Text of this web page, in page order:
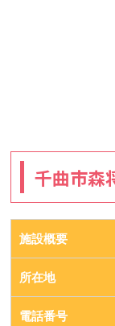
千曲市森
施設概要
所在地
電話番号